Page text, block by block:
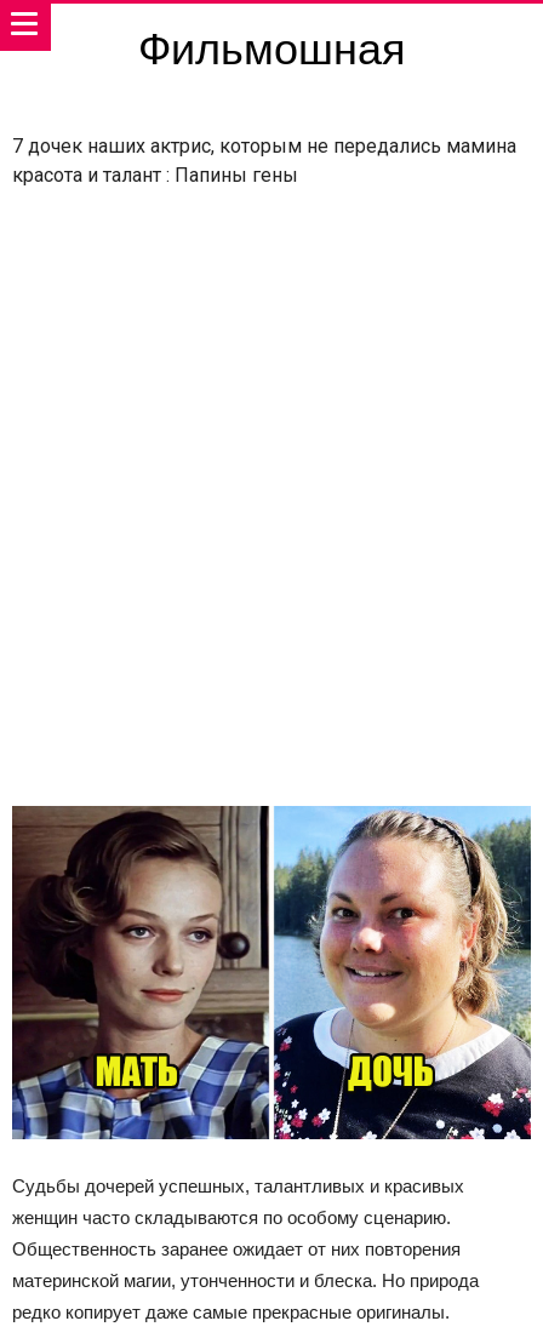
Фильмошная
7 дочек наших актрис, которым не передались мамина
красота и талант : Папины гены
Судьбы дочерей успешных, талантливых и красивых
женщин часто складываются по особому сценарию.
Общественность заранее ожидает от них повторения
материнской магии, утонченности и блеска. Но природа
редко копирует даже самые прекрасные оригиналы.